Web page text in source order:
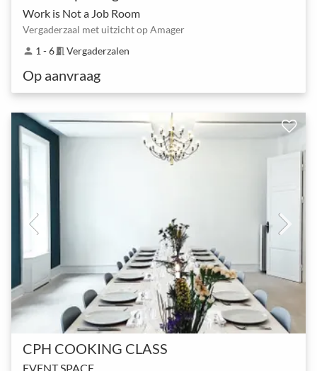
Work is Not a Job Room
Vergaderzaal met uitzicht op Amager
person 1 - 6meeting_room Vergaderzalen
Op aanvraag
CPH COOKING CLASS
EVENT SPACE